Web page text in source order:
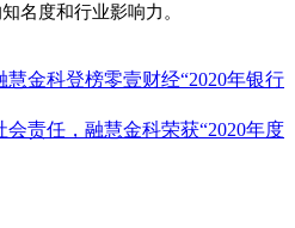
名度和行业影响力。
慧金科登榜零壹财经“2020年银行
责任，融慧金科荣获“2020年度